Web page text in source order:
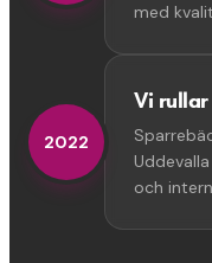
med
Vi rullar
och
2022